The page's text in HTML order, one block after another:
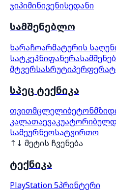
ჯიპიმინივენისედანი
სამშენებლო
ხარაჩოარმატურის
სატკეპნიფანერა
მტვერსასრუტი
სპეც ტექნიკა
თვითმცლელი
კალათაევაკუატორი
სამეურნეოსატვირთო
↑↓ მეტის ჩვენება
ტექნიკა
PlayStation 5პრინტერი